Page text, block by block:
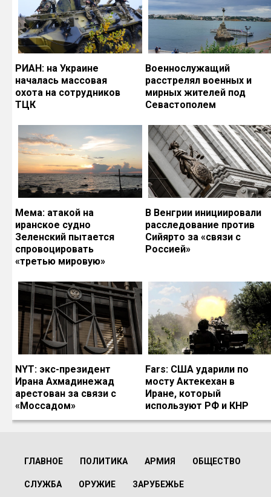
РИАН: на Украине
началась массовая
охота на сотрудников
ТЦК
Военнослужащий
расстрелял военных и
мирных жителей под
Севастополем
Мема: атакой на
иранское судно
Зеленский пытается
спровоцировать
«третью мировую»
В Венгрии инициировали
расследование против
Сийярто за «связи с
Россией»
NYT: экс-президент
Ирана Ахмадинежад
арестован за связи с
«Моссадом»
Fars: США ударили по
мосту Актекехан в
Иране, который
используют РФ и КНР
ГЛАВНОЕ ПОЛИТИКА АРМИЯ ОБЩЕСТВО
СЛУЖБА ОРУЖИЕ ЗАРУБЕЖЬЕ